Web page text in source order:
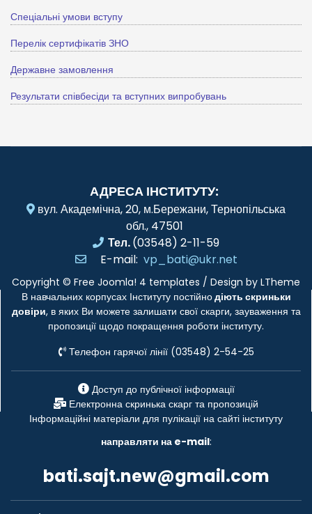
Спеціальні умови вступу
Перелік сертифікатів ЗНО
Державне замовлення
Результати співбесіди та вступних випробувань
АДРЕСА ІНСТИТУТУ:
вул. Академічна, 20, м.Бережани, Тернопільська
обл., 47501
Тел.(03548) 2-11-59
E-mail: vp_bati@ukr.net
Copyright © Free Joomla! 4 templates / Design by LTheme
В навчальних корпусах Інституту постійнодіють скриньки
довіри, в яких Ви можете залишати свої скарги, зауваження та
пропозиції щодо покращення роботи інституту.
Телефон гарячої лінії (03548) 2-54-25
Доступ до публічної інформації
Електронна скринька скарг та пропозицій
Інформаційні матеріали для пулікації на сайті інституту
направляти на e-mail:
bati.sajt.new@gmail.com